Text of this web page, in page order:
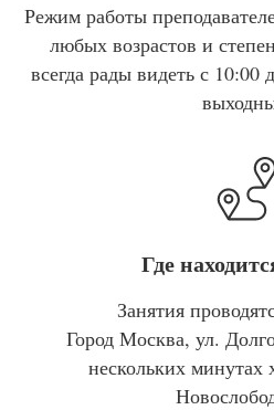
Режим работы
любых возрастов и
всегда рады видеть с 10:00
Где
Занятия
Город Москва, ул.
нескольких минутах